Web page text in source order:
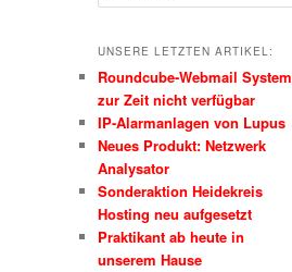
UNSERE LETZTEN ARTIKEL:
Roundcube-Webmail System
zur Zeit nicht verfügbar
IP-Alarmanlagen von Lupus
Neues Produkt: Netzwerk
Analysator
Sonderaktion Heidekreis
Hosting neu aufgesetzt
Praktikant ab heute in
unserem Hause